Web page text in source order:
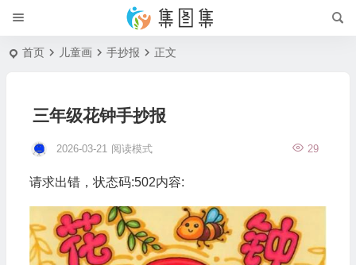
首页 儿童画 手抄报 正文
三年级花钟手抄报
2026-03-21 29
阅读模式
请求出错，状态码:502内容: